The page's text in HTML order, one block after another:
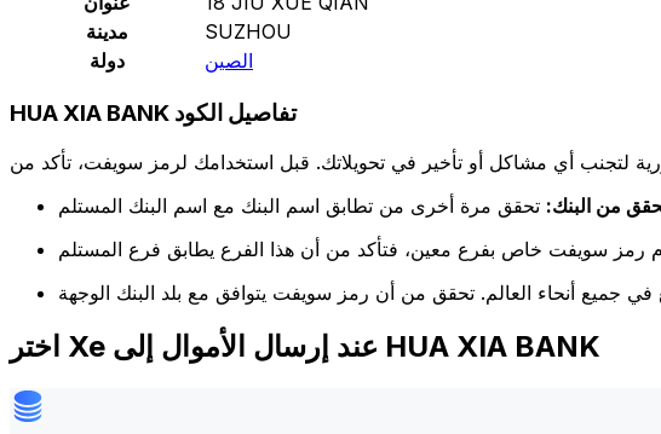
مدينة
SUZHOU
دولة
الصين
HUA XIA BANK تفاصيل الكود
لتجنب أي مشاكل أو تأخير في تحويلاتك. قبل استخدامك لرمز سويفت، تأكد من
من البنك:
اختر Xe عند إرسال الأموال إلى HUA XIA BANK